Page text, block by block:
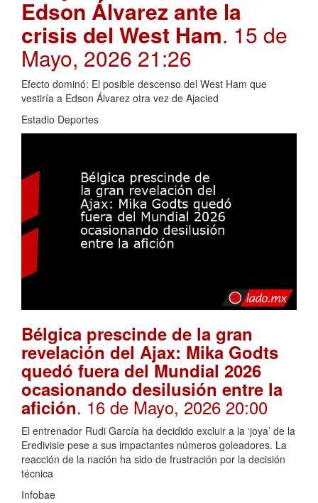
Edson Álvarez ante la
crisis del West Ham. 15 de
Mayo, 2026 21:26
Efecto dominó: El posible descenso del West Ham que
vestiría a Edson Álvarez otra vez de Ajacied
Estadio Deportes
Bélgica prescinde de la gran
revelación del Ajax: Mika Godts
quedó fuera del Mundial 2026
ocasionando desilusión entre la
afición. 16 de Mayo, 2026 20:00
El entrenador Rudi García ha decidido excluir a la ‘joya’ de la
Eredivisie pese a sus impactantes números goleadores. La
reacción de la nación ha sido de frustración por la decisión
técnica
Infobae